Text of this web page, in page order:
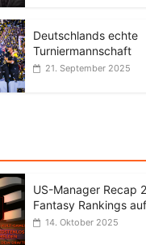
Deutschlands echte
Turniermannschaft
21. September 2025
US-Manager Recap
Fantasy Rankings
14. Oktober 2025